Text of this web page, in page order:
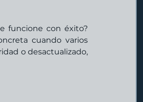
funcione con éxito?
cuando varios
o desactualizado,